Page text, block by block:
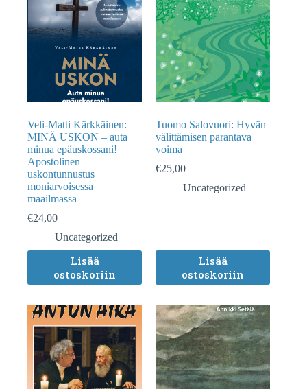
Veli-Matti Kärkkäinen:
MINÄ USKON – auta
minua epäuskossani!
Apostolinen
uskontunnustus
moniarvoisessa
maailmassa
€24,00
Uncategorized
Lisää
ostoskoriin
Tuomo Salovuori: Hyvän
välittämisen parantava
voima
€25,00
Uncategorized
Lisää
ostoskoriin